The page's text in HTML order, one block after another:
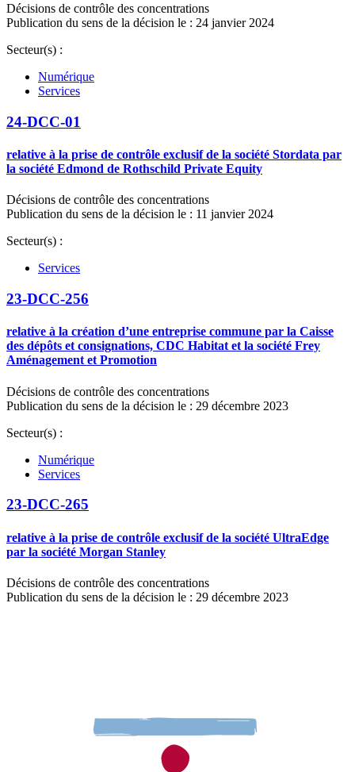
Décisions de contrôle des concentrations
Publication du sens de la décision le : 24 janvier 2024
Secteur(s) :
Numérique
Services
24-DCC-01
relative à la prise de contrôle exclusif de la société Stordata par
la société Edmond de Rothschild Private Equity
Décisions de contrôle des concentrations
Publication du sens de la décision le : 11 janvier 2024
Secteur(s) :
Services
23-DCC-256
relative à la création d’une entreprise commune par la Caisse
des dépôts et consignations, CDC Habitat et la société Frey
Aménagement et Promotion
Décisions de contrôle des concentrations
Publication du sens de la décision le : 29 décembre 2023
Secteur(s) :
Numérique
Services
23-DCC-265
relative à la prise de contrôle exclusif de la société UltraEdge
par la société Morgan Stanley
Décisions de contrôle des concentrations
Publication du sens de la décision le : 29 décembre 2023